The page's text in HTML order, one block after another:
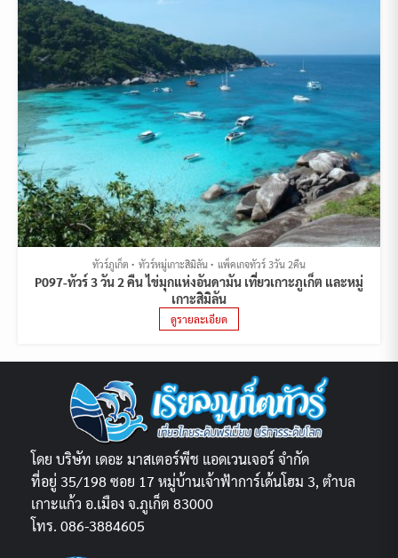
ทัวร์ภูเก็ต ทัวร์หมู่เกาะสิมิลัน แพ็คเกจทัวร์ 3วัน 2คืน
P097-ทัวร์ 3 วัน 2 คืน ไข่มุกแห่งอันดามัน เที่ยวเกาะภูเก็ต และหมู่
เกาะสิมิลัน
ดูรายละเอียด
โดย บริษัท เดอะ มาสเตอร์พีช แอดเวนเจอร์ จำกัด
ที่อยู่ 35/198 ซอย 17 หมู่บ้านเจ้าฟ้าการ์เด้นโฮม 3, ตำบล
เกาะแก้ว อ.เมือง จ.ภูเก็ต 83000
โทร. 086-3884605